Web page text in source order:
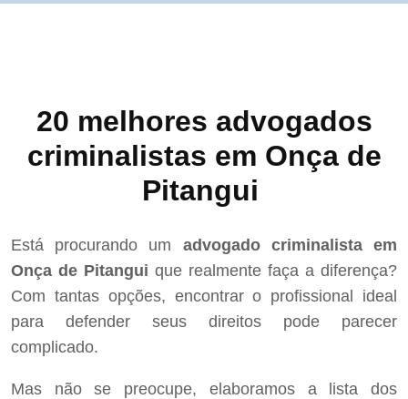
20 melhores advogados
criminalistas em Onça de
Pitangui
Está procurando um advogado criminalista em
Onça de Pitangui que realmente faça a diferença?
Com tantas opções, encontrar o profissional ideal
para defender seus direitos pode parecer
complicado.
Mas não se preocupe, elaboramos a lista dos